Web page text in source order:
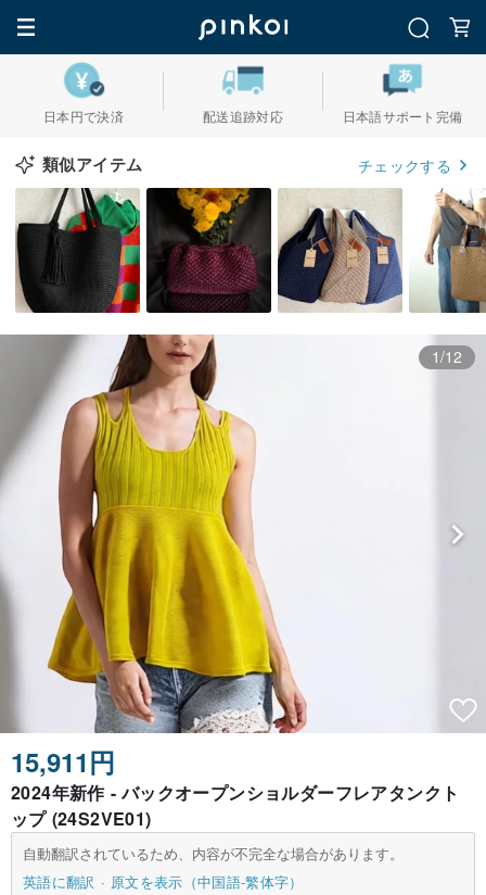
日本円で決済 配送追跡対応 日本語サポート完備
類似アイテム チェックする
1/12
15,911円
2024年新作 - バックオープンショルダーフレアタンクト
ップ (24S2VE01)
自動翻訳されているため、内容が不完全な場合があります。
英語に翻訳
原文を表示（中国語-繁体字）